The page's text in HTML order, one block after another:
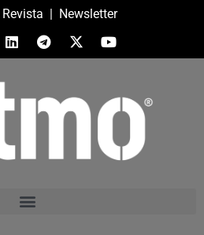
Revista | Newsletter